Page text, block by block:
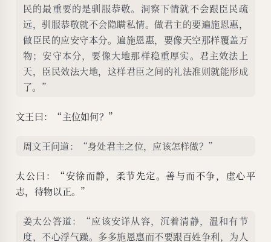
民的最重要的是驯服恭敬。洞察下情就不会跟臣民疏
远，驯服恭敬就不会隐瞒私情。做君主的要遍施恩惠，
做臣民的应安守本分。遍施恩惠，要像天空那样覆盖万
物；安守本分，要像大地那样稳重厚实。君主效法上
天，臣民效法大地，这样君臣之间的礼法准则就能形成
了。”
文王曰：“主位如何？”
周文王问道：“身处君主之位，应该怎样做？”
太公曰：“安徐而静，柔节先定。善与而不争，虚心平
志，待物以正。”
姜太公答道：“应该安详从容，沉着清静，温和有节
度，不心浮气躁。多多施恩惠而不要跟百姓争利，为人